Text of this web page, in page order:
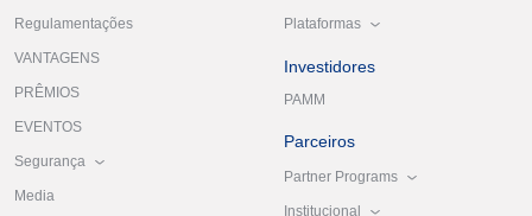
Regulamentações
VANTAGENS
PRÊMIOS
EVENTOS
Segurança
Media
Plataformas
Investidores
PAMM
Parceiros
Partner Programs
Institucional